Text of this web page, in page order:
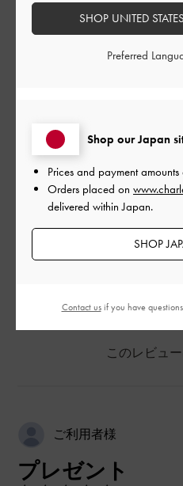
店頭で一目惚れしました！
日傘、ペットボトル、長財布な
のおかげでコンパクトに見える
サイズ: その他（シューズ以外）
デザイン
とてもよ
品質
とてもよ
もっと見る
このレビュ
ご利用者様
プレゼント
Shop our Japan
Prices and payment
Orders placed on
delivered within Japan.
SHOP
SHOP UNITED
Preferred
Contact usif you have